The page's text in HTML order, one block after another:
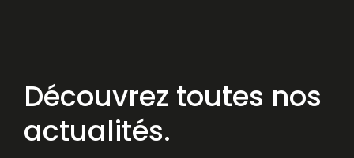
Découvrez toutes nos
actualités.